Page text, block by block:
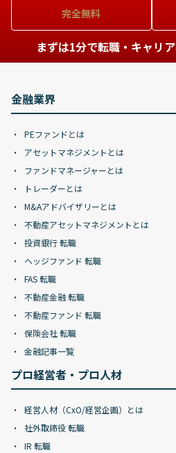
完全無料
まずは1分で転職・キャリ
金融業界
PEファンドとは
アセットマネジメントとは
ファンドマネージャーとは
トレーダーとは
M&Aアドバイザリーとは
不動産アセットマネジメントとは
投資銀行 転職
ヘッジファンド 転職
FAS 転職
不動産金融 転職
不動産ファンド 転職
保険会社 転職
金融記事一覧
プロ経営者・プロ人材
経営人材（CxO/経営企画）とは
社外取締役 転職
IR 転職